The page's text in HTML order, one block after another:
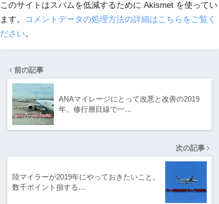
このサイトはスパムを低減するために Akismet を使ってい
ます。
コメントデータの処理方法の詳細はこちらをご覧く
ださい。
前の記事
ANAマイレージにとって改悪と改善の2019
年。修行層目線で一…
次の記事
陸マイラーが2019年にやっておきたいこと。
数千ポイント損する…